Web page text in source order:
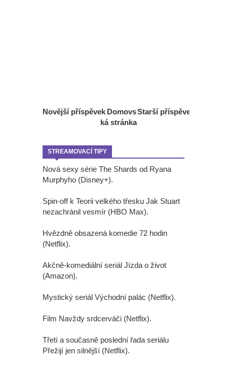
Novější příspěvek Starší příspěvek
Domovs
ká stránka
STREAMOVACÍ TIPY
Nová sexy série The Shards od Ryana
Murphyho (Disney+).
Spin-off k Teorii velkého třesku Jak Stuart
nezachránil vesmír (HBO Max).
Hvězdně obsazená komedie 72 hodin
(Netflix).
Akčně-komediální seriál Jízda o život
(Amazon).
Mystický seriál Východní palác (Netflix).
Film Navždy srdcerváči (Netflix).
Třetí a současně poslední řada seriálu
Přežijí jen silnější (Netflix).